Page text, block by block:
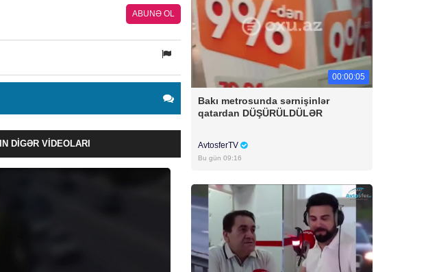
ABUNƏ OL
DIGƏR VIDEOLARI
00:00:05
Bakı metrosunda sərnişinlər
qatardan DÜŞÜRÜLDÜLƏR
AvtosferTV
Bu gün 09:16